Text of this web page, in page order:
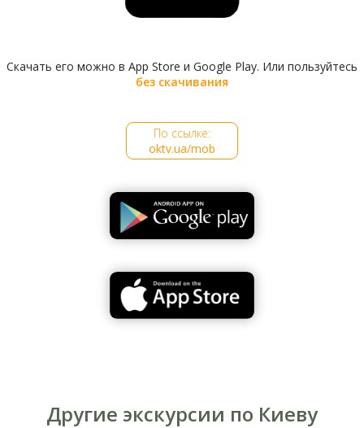
Скачать его можно в App Store и Google Play. Или пользуйтесь
без скачивания
По ссылке:
oktv.ua/mob
Другие экскурсии по Киеву